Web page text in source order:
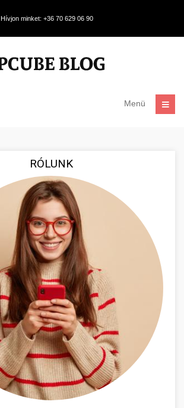
Hívjon minket: +36 70 629 06 90
Menü
RÓLUNK